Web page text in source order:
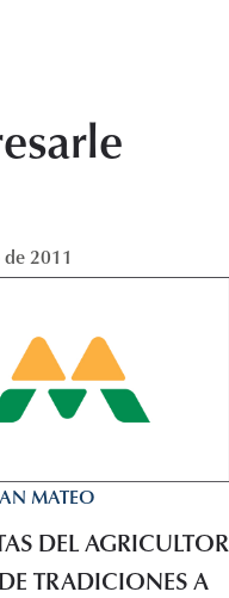
2011
MATEO
DEL AGRICULTOR
TRADICIONES A